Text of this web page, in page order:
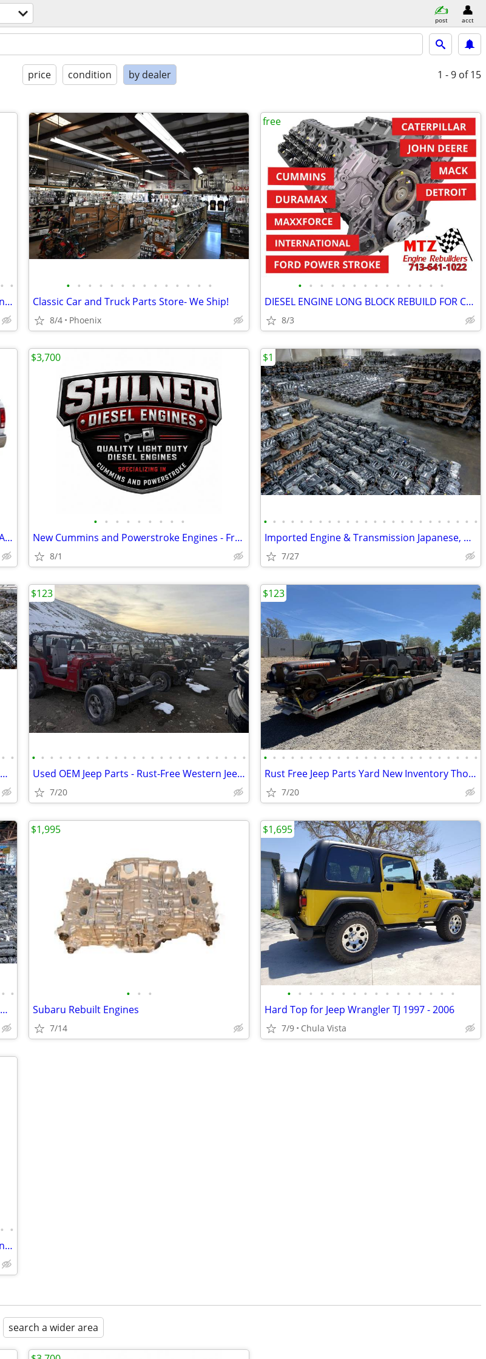
post acct
price condition by dealer 1 - 9 of 15
• •
Re manufactured 5.9, 6.7 Cummins Diesel Engine Long Blocks
• • • • • • • • • • • • • •
Classic Car and Truck Parts Store- We Ship!
8/4 Phoenix
• • • • • • • • • • • • • •
DIESEL ENGINE LONG BLOCK REBUILD FOR COMMERCIAL INDUSTRIAL AGRICULTURE
8/3
free
New Fas-Top Tonneaus & Toppers Starting At -
• • • • • • • • •
New Cummins and Powerstroke Engines - Free Shipping
8/1
$3,700
• • • • • • • • • • • • • • • • • • • • • • • •
Imported Engine & Transmission Japanese, Domestic, European & Korean
7/27
$1
• •
Imported Engine & Transmission Japanese, Domestic, European & Korean
• • • • • • • • • • • • • • • • • • • • • • • •
Used OEM Jeep Parts - Rust-Free Western Jeeps - Nationwide Shipping
7/20
$123
• • • • • • • • • • • • • • • • • • • • • • • •
Rust Free Jeep Parts Yard New Inventory Thousands of OEM Parts
7/20
$123
• •
Imported Engine & Transmission Japanese, Domestic, European & Korean
• • •
Subaru Rebuilt Engines
7/14
$1,995
• • • • • • • • • • • • • • • •
Hard Top for Jeep Wrangler TJ 1997 - 2006
7/9 Chula Vista
$1,695
• •
Re manufactured 5.9, 6.7 Cummins Diesel Engine Long Blocks
search a wider area